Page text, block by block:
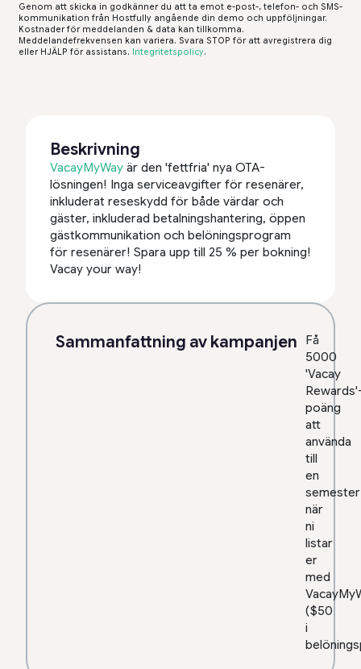
Genom att skicka in godkänner du att ta emot e-post-, telefon- och SMS-
kommunikation från Hostfully angående din demo och uppföljningar.
Kostnader för meddelanden & data kan tillkomma.
Meddelandefrekvensen kan variera. Svara STOP för att avregistrera dig
eller HJÄLP för assistans. Integritetspolicy.
Beskrivning
VacayMyWay är den 'fettfria' nya OTA-
lösningen! Inga serviceavgifter för resenärer,
inkluderat reseskydd för både värdar och
gäster, inkluderad betalningshantering, öppen
gästkommunikation och belöningsprogram
för resenärer! Spara upp till 25 % per bokning!
Vacay your way!
Sammanfattning av kampanjen
Få
5000
'Vacay
poäng
att
använda
till
en
semester
när
ni
listar
er
med
($50
i